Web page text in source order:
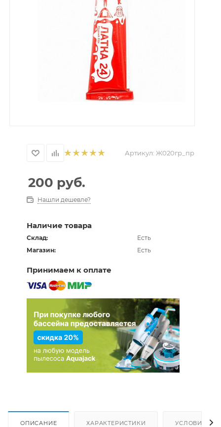
Артикул: Ж020гр_пр
200 руб.
Нашли дешевле?
Наличие товара
Склад:
Есть
Магазин:
Есть
Принимаем к оплате
ОПИСАНИЕ ХАРАКТЕРИСТИКИ УСЛОВИЯ